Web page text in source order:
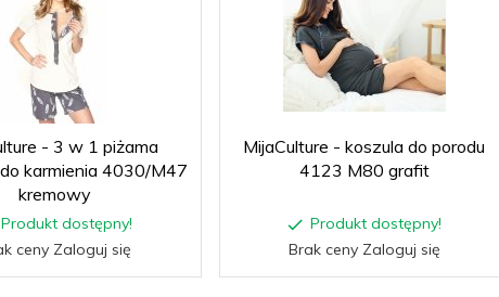
- 3 w 1 piżama
karmienia 4030/M47
kremowy
Produkt dostępny!
ceny Zaloguj się
MijaCulture - koszula do porodu
4123 M80 grafit
Produkt dostępny!
Brak ceny Zaloguj się